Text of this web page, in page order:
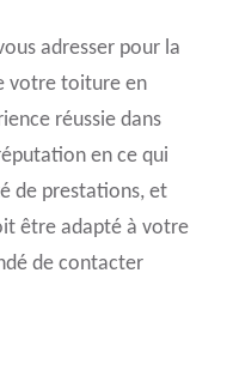
adresser pour la
votre toiture en
réussie dans
en ce qui
de prestations, et
être adapté à votre
de contacter